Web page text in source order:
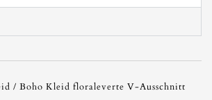
/ Boho Kleid floraleverte V-Ausschnitt